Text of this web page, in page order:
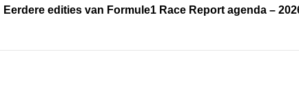
Eerdere edities van Formule1 Race Report agenda –